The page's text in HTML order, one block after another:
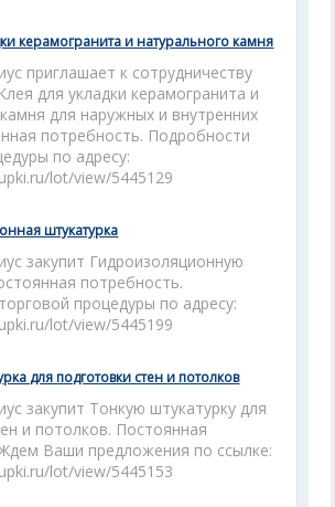
керамогранита и натурального камня
приглашает к сотрудничеству
для укладки керамогранита и
для наружных и внутренних
потребность. Подробности
по адресу:
lot/view/5445129
штукатурка
закупит Гидроизоляционную
потребность.
процедуры по адресу:
lot/view/5445199
для подготовки стен и потолков
закупит Тонкую штукатурку для
и потолков. Постоянная
Ваши предложения по ссылке:
lot/view/5445153